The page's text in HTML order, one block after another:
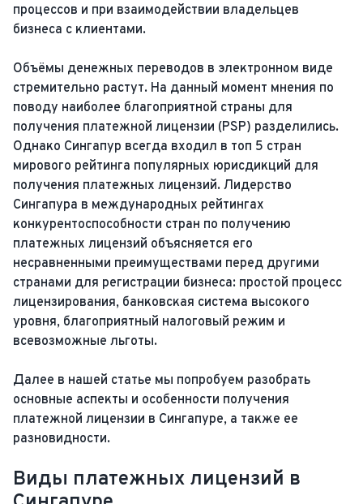
процессов и при взаимодействии владельцев
бизнеса с клиентами.
Объёмы денежных переводов в электронном виде
стремительно растут. На данный момент мнения по
поводу наиболее благоприятной страны для
получения платежной лицензии (PSP) разделились.
Однако Сингапур всегда входил в топ 5 стран
мирового рейтинга популярных юрисдикций для
получения платежных лицензий. Лидерство
Сингапура в международных рейтингах
конкурентоспособности стран по получению
платежных лицензий объясняется его
несравненными преимуществами перед другими
странами для регистрации бизнеса: простой процесс
лицензирования, банковская система высокого
уровня, благоприятный налоговый режим и
всевозможные льготы.
Далее в нашей статье мы попробуем разобрать
основные аспекты и особенности получения
платежной лицензии в Сингапуре, а также ее
разновидности.
Виды платежных лицензий в